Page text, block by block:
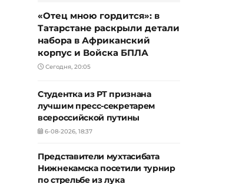
«Отец мною гордится»: в
Татарстане раскрыли детали
набора в Африканский
корпус и Войска БПЛА
Сегодня, 20:05
Студентка из РТ признана
лучшим пресс-секретарем
всероссийской путины
6-08-2026, 18:37
Представители мухтасибата
Нижнекамска посетили турнир
по стрельбе из лука